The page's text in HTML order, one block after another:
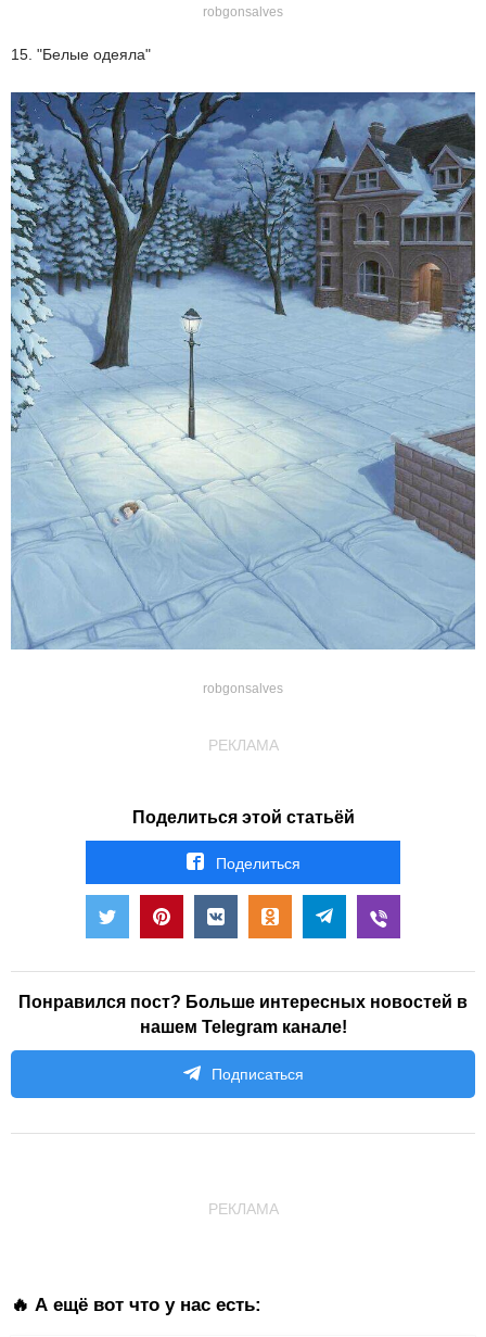
robgonsalves
15. "Белые одеяла"
robgonsalves
РЕКЛАМА
Поделиться этой статьёй
Поделиться
Понравился пост? Больше интересных новостей в
нашем Telegram канале!
Подписаться
РЕКЛАМА
🔥 А ещё вот что у нас есть: